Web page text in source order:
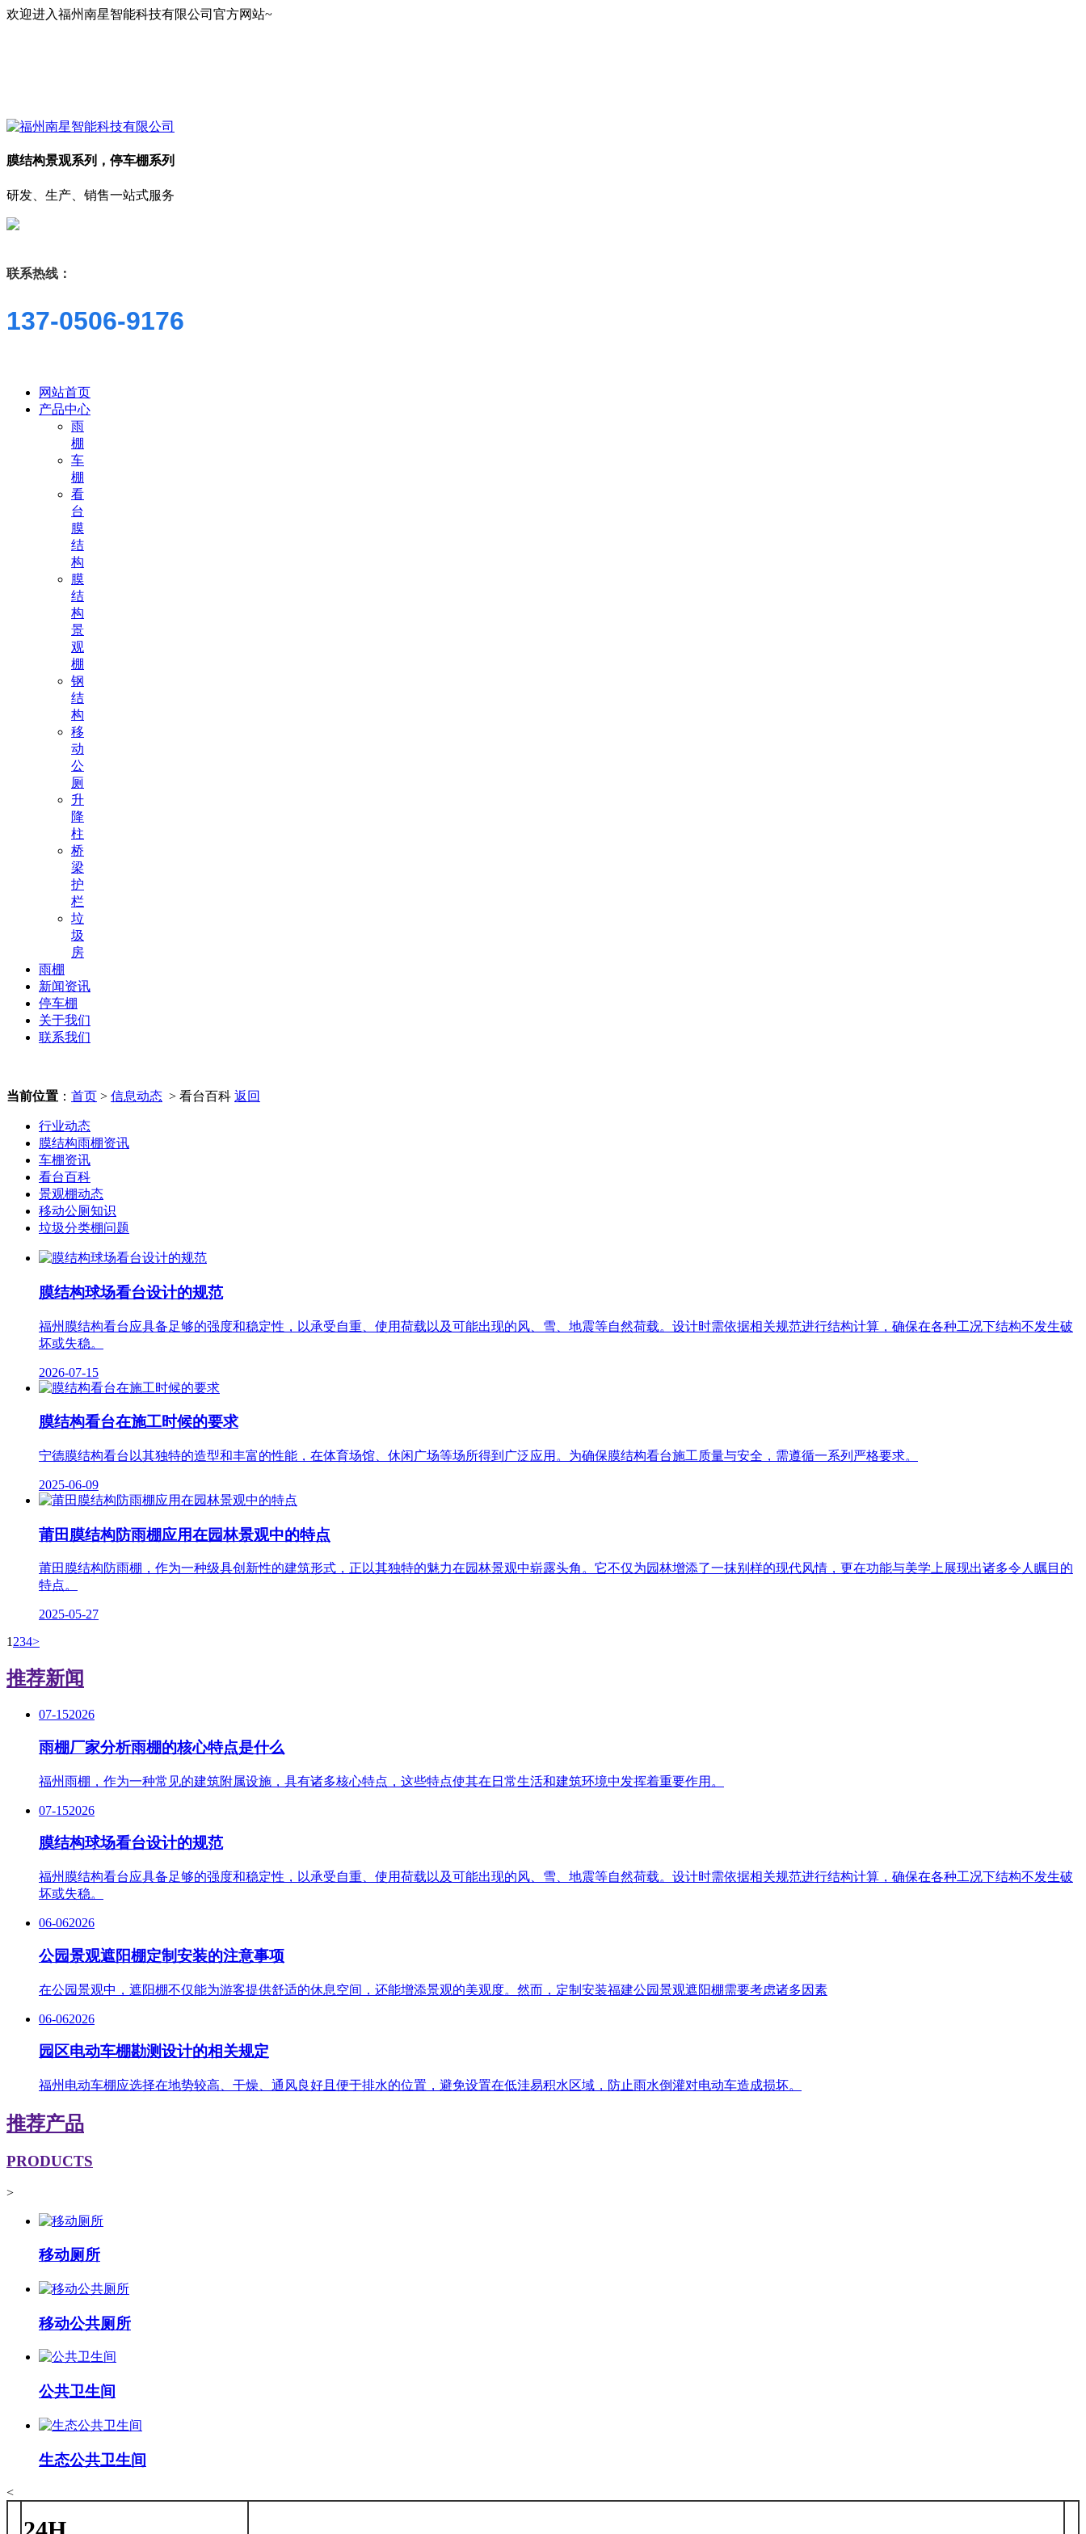
欢迎进入福州南星智能科技有限公司官方网站~
膜结构景观系列，停车棚系列
研发、生产、销售一站式服务
联系热线：
137-0506-9176
网站首页
产品中心
雨
棚
车
棚
看
台
膜
结
构
膜
结
构
景
观
棚
钢
结
构
移
动
公
厕
升
降
柱
桥
梁
护
栏
垃
圾
房
雨棚
新闻资讯
停车棚
关于我们
联系我们
当前位置 ： 首页 > 信息动态 > 看台百科 返回
行业动态
膜结构雨棚资讯
车棚资讯
看台百科
景观棚动态
移动公厕知识
垃圾分类棚问题
膜结构球场看台设计的规范
福州膜结构看台应具备足够的强度和稳定性，以承受自重、使用荷载以及可能出现的风、雪、地震等自然荷载。设计时需依据相关规范进行结构计算，确保在各种工况下结构不发生破
坏或失稳。
2026-07-15
膜结构看台在施工时候的要求
宁德膜结构看台以其独特的造型和丰富的性能，在体育场馆、休闲广场等场所得到广泛应用。为确保膜结构看台施工质量与安全，需遵循一系列严格要求。
2025-06-09
莆田膜结构防雨棚应用在园林景观中的特点
莆田膜结构防雨棚，作为一种级具创新性的建筑形式，正以其独特的魅力在园林景观中崭露头角。它不仅为园林增添了一抹别样的现代风情，更在功能与美学上展现出诸多令人瞩目的
特点。
2025-05-27
1234>
推荐新闻
07-152026
雨棚厂家分析雨棚的核心特点是什么
福州雨棚，作为一种常见的建筑附属设施，具有诸多核心特点，这些特点使其在日常生活和建筑环境中发挥着重要作用。
07-152026
膜结构球场看台设计的规范
福州膜结构看台应具备足够的强度和稳定性，以承受自重、使用荷载以及可能出现的风、雪、地震等自然荷载。设计时需依据相关规范进行结构计算，确保在各种工况下结构不发生破
坏或失稳。
06-062026
公园景观遮阳棚定制安装的注意事项
在公园景观中，遮阳棚不仅能为游客提供舒适的休息空间，还能增添景观的美观度。然而，定制安装福建公园景观遮阳棚需要考虑诸多因素
06-062026
园区电动车棚勘测设计的相关规定
福州电动车棚应选择在地势较高、干燥、通风良好且便于排水的位置，避免设置在低洼易积水区域，防止雨水倒灌对电动车造成损坏。
推荐产品
PRODUCTS
>
移动厕所
移动公共厕所
公共卫生间
生态公共卫生间
<